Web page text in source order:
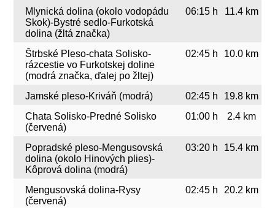
Mlynická dolina (okolo vodopádu
Skok)-Bystré sedlo-Furkotská
dolina (žltá značka)
06:15 h 11.4 km
Štrbské Pleso-chata Solisko-
rázcestie vo Furkotskej doline
(modrá značka, ďalej po žltej)
02:45 h 10.0 km
Jamské pleso-Kriváň (modrá) 02:45 h
19.8 km
Chata Solisko-Predné Solisko
(červená)
01:00 h 2.4 km
Popradské pleso-Mengusovská
dolina (okolo Hinových plies)-
Kôprová dolina (modrá)
03:20 h 15.4 km
Mengusovská dolina-Rysy
(červená)
02:45 h 20.2 km